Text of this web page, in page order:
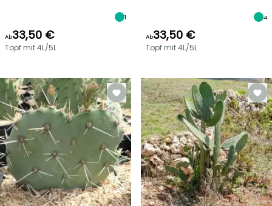
1
Ab33,50 €
Topf mit 4L/5L
4
Ab33,50 €
Topf mit 4L/5L